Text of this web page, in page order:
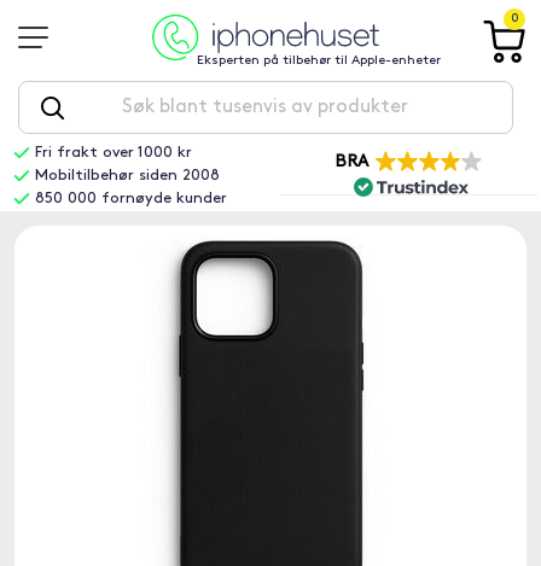
Eksperten på tilbehør til Apple-enheter
0
Fri frakt over 1000 kr
Mobiltilbehør siden 2008
850 000 fornøyde kunder
BRA